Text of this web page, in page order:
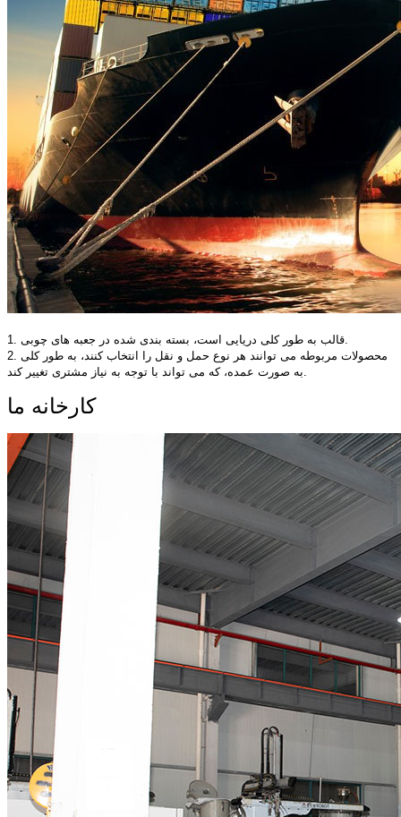
1. قالب به طور کلی دریایی است، بسته بندی شده در جعبه های چوبی.
2. محصولات مربوطه می توانند هر نوع حمل و نقل را انتخاب کنند، به طور کلی
به صورت عمده، که می تواند با توجه به نیاز مشتری تغییر کند.
کارخانه ما